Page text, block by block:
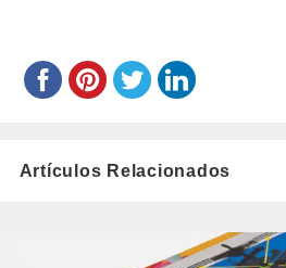
Artículos Relacionados